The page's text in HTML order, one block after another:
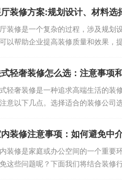
装修方案:规划设计、材料选
装修是一个复杂的过程，涉及规划
以帮助企业提高装修质量和效果，
轻奢装修怎么选：注意事项
轻奢装修是一种追求高端生活的装
意以下几点。选择适合的装修公司
装修注意事项：如何避免中
装修是家庭或办公空间的一个重要
这些问题呢？下面我们将结合装修